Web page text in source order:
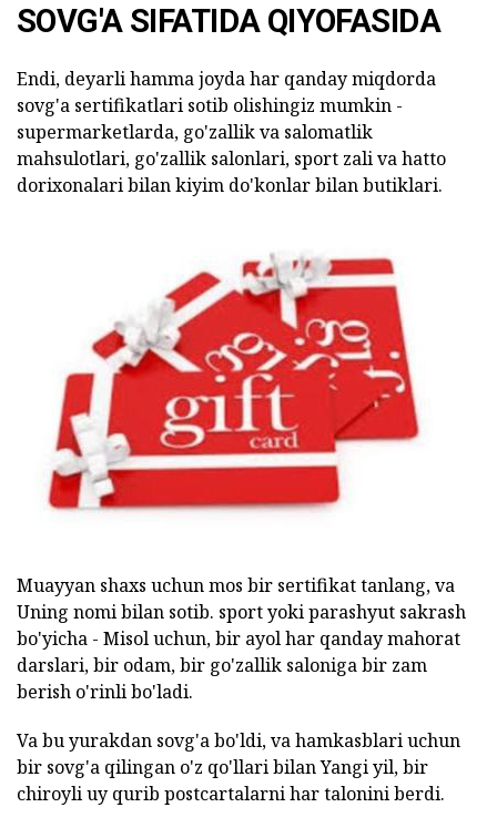
SOVG'A SIFATIDA QIYOFASIDA
Endi, deyarli hamma joyda har qanday miqdorda
sovg'a sertifikatlari sotib olishingiz mumkin -
supermarketlarda, go'zallik va salomatlik
mahsulotlari, go'zallik salonlari, sport zali va hatto
dorixonalari bilan kiyim do'konlar bilan butiklari.
Muayyan shaxs uchun mos bir sertifikat tanlang, va
Uning nomi bilan sotib. sport yoki parashyut sakrash
bo'yicha - Misol uchun, bir ayol har qanday mahorat
darslari, bir odam, bir go'zallik saloniga bir zam
berish o'rinli bo'ladi.
Va bu yurakdan sovg'a bo'ldi, va hamkasblari uchun
bir sovg'a qilingan o'z qo'llari bilan Yangi yil, bir
chiroyli uy qurib postcartalarni har talonini berdi.